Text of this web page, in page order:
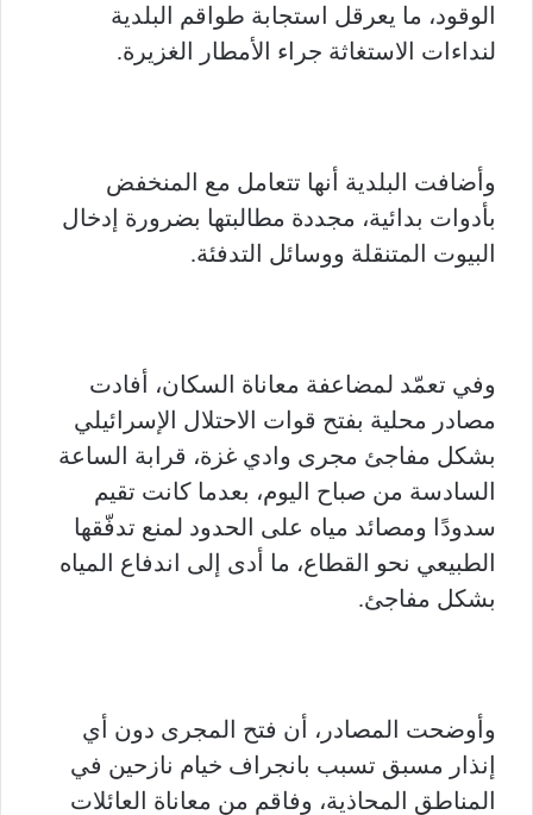
الوقود، ما يعرقل استجابة طواقم البلدية
لنداءات الاستغاثة جراء الأمطار الغزيرة.
وأضافت البلدية أنها تتعامل مع المنخفض
بأدوات بدائية، مجددة مطالبتها بضرورة إدخال
البيوت المتنقلة ووسائل التدفئة.
وفي تعمّد لمضاعفة معاناة السكان، أفادت
مصادر محلية بفتح قوات الاحتلال الإسرائيلي
بشكل مفاجئ مجرى وادي غزة، قرابة الساعة
السادسة من صباح اليوم، بعدما كانت تقيم
سدودًا ومصائد مياه على الحدود لمنع تدفّقها
الطبيعي نحو القطاع، ما أدى إلى اندفاع المياه
بشكل مفاجئ.
وأوضحت المصادر، أن فتح المجرى دون أي
إنذار مسبق تسبب بانجراف خيام نازحين في
المناطق المحاذية، وفاقم من معاناة العائلات